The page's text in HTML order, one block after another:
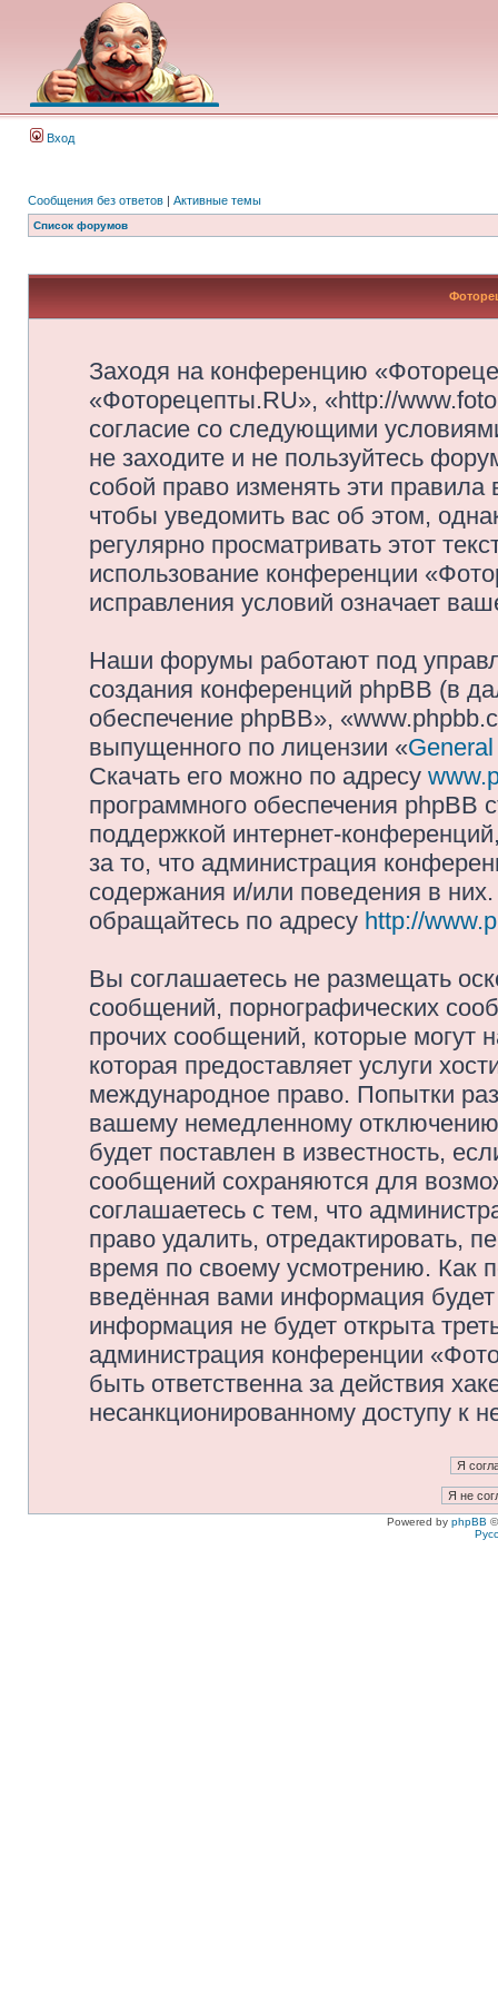
Вход
Сообщения без ответов | Активные темы
Список форумов
Заходя на конференцию
«Фоторецепты.RU», «http://
согласие со следующими
не заходите и не пользуйтесь
собой право изменять эти
чтобы уведомить вас об этом,
регулярно просматривать этот
использование конференции
исправления условий означает
Наши форумы работают под
создания конференций phpBB (в
обеспечение phpBB»,
выпущенного по лицензии «
Скачать его можно по адресу
программного обеспечения phpBB
поддержкой интернет-
за то, что администрация
содержания и/или поведения в
обращайтесь по адресу http://
Вы соглашаетесь не размещать
сообщений, порнографических
прочих сообщений, которые могут
которая предоставляет услуги
международное право. Попытки
вашему немедленному
будет поставлен в известность,
сообщений сохраняются для
соглашаетесь с тем, что
право удалить, отредактировать,
время по своему усмотрению. Как
введённая вами информация
информация не будет открыта
администрация конференции
быть ответственна за действия
несанкционированному доступу к
Powered by phpBB